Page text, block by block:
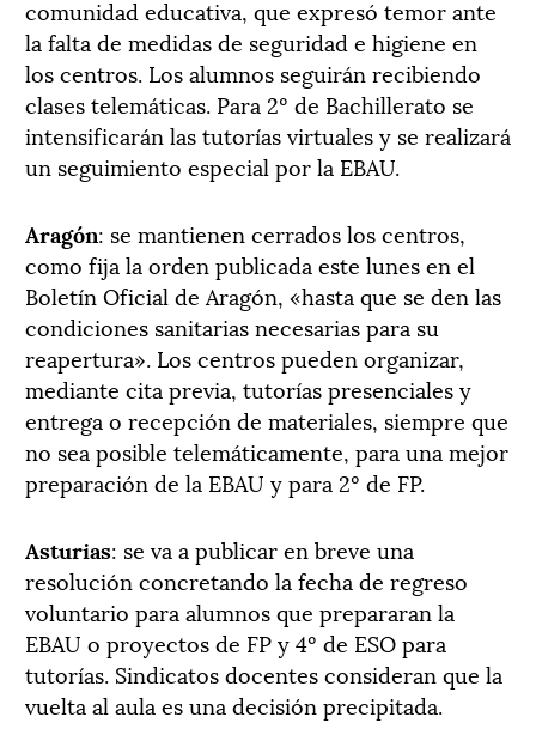
comunidad educativa, que expresó temor ante
la falta de medidas de seguridad e higiene en
los centros. Los alumnos seguirán recibiendo
clases telemáticas. Para 2º de Bachillerato se
intensificarán las tutorías virtuales y se realizará
un seguimiento especial por la EBAU.
Aragón: se mantienen cerrados los centros,
como fija la orden publicada este lunes en el
Boletín Oficial de Aragón, «hasta que se den las
condiciones sanitarias necesarias para su
reapertura». Los centros pueden organizar,
mediante cita previa, tutorías presenciales y
entrega o recepción de materiales, siempre que
no sea posible telemáticamente, para una mejor
preparación de la EBAU y para 2º de FP.
Asturias: se va a publicar en breve una
resolución concretando la fecha de regreso
voluntario para alumnos que prepararan la
EBAU o proyectos de FP y 4º de ESO para
tutorías. Sindicatos docentes consideran que la
vuelta al aula es una decisión precipitada.